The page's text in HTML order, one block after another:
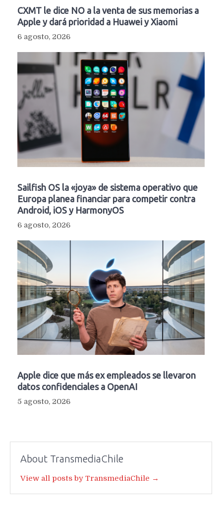
CXMT le dice NO a la venta de sus memorias a
Apple y dará prioridad a Huawei y Xiaomi
6 agosto, 2026
Sailfish OS la «joya» de sistema operativo que
Europa planea financiar para competir contra
Android, iOS y HarmonyOS
6 agosto, 2026
Apple dice que más ex empleados se llevaron
datos confidenciales a OpenAI
5 agosto, 2026
About TransmediaChile
View all posts by TransmediaChile →